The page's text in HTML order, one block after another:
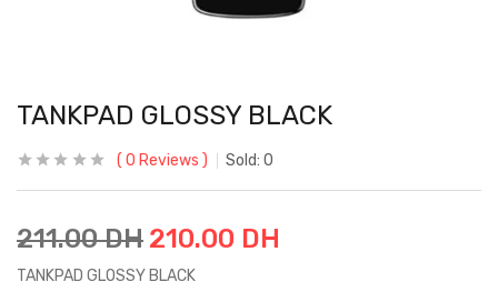
TANKPAD GLOSSY BLACK
0 Reviews Sold: 0
211.00DH 210.00 DH
TANKPAD GLOSSY BLACK